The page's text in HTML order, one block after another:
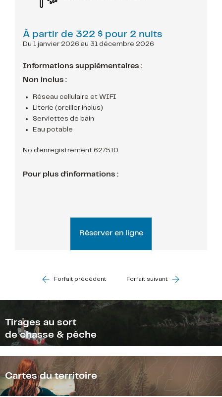
À partir de 322 $ pour 2 nuits
Du 1 janvier 2026 au 31 décembre 2026
Informations supplémentaires :
Non inclus :
Réseau cellulaire et WIFI
Literie (oreiller inclus)
Serviettes de bain
Eau potable
No d'enregistrement 627510
Pour plus d'informations :
Réserver en ligne
Forfait précédent Forfait suivant
Tirages au sort
de chasse & pêche
Cartes du territoire